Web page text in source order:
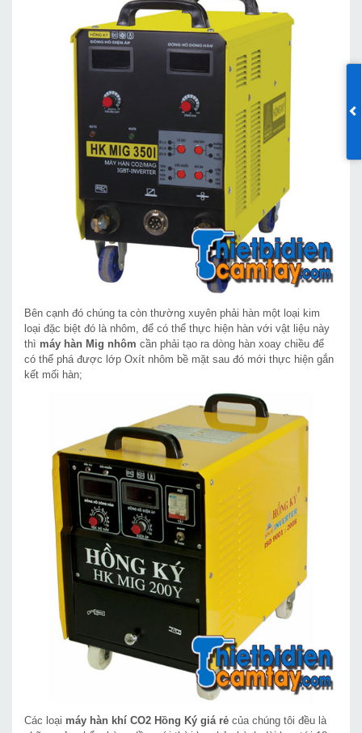
Bên cạnh đó chúng ta còn thường xuyên phải hàn một loại kim
loại đặc biệt đó là nhôm, để có thể thực hiện hàn với vật liệu này
thì máy hàn Mig nhôm cần phải tạo ra dòng hàn xoay chiều để
có thể phá được lớp Oxít nhôm bề mặt sau đó mới thực hiện gắn
kết mối hàn;
Các loại máy hàn khí CO2 Hồng Ký giá rẻ của chúng tôi đều là